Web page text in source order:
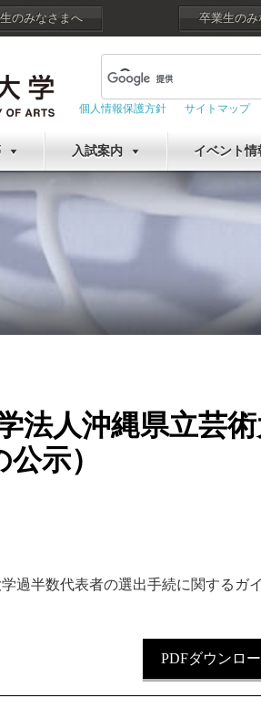
のみなさまへ 卒業生のみ
個人情報保護方針 サイトマップ
入試案内 イベント情
人沖縄県立芸
示）
過半数代表者の選出手続に関する
PDFダウンロ